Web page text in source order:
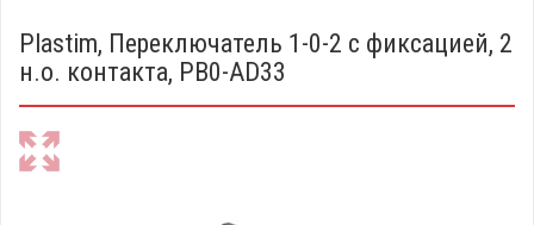
Plastim, Переключатель 1-0-2 с фиксацией, 2
н.о. контакта, PB0-AD33